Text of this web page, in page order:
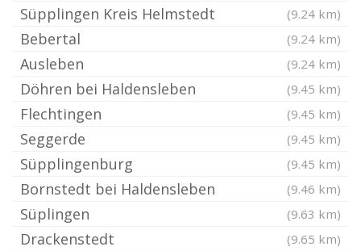
Süpplingen Kreis Helmstedt (9.24 km)
Bebertal (9.24 km)
Ausleben (9.24 km)
Döhren bei Haldensleben (9.45 km)
Flechtingen (9.45 km)
Seggerde (9.45 km)
Süpplingenburg (9.45 km)
Bornstedt bei Haldensleben (9.46 km)
Süplingen (9.63 km)
Drackenstedt (9.65 km)